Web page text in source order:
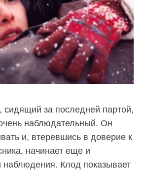
за последней партой,
наблюдательный. Он
и, втеревшись в доверие к
начинает еще и
наблюдения. Клод показывает